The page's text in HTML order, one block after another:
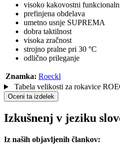
visoko kakovostni
prefinjena obdelava
umetno usnje SUPREMA
dobra taktilnost
visoka zračnost
strojno pralne pri 30 °C
odlično prileganje
Znamka: Roeckl
Tabela velikosti za rokavice
Oceni ta izdelek
Izkušnenj v jeziku
Iz naših objavljenih člankov: